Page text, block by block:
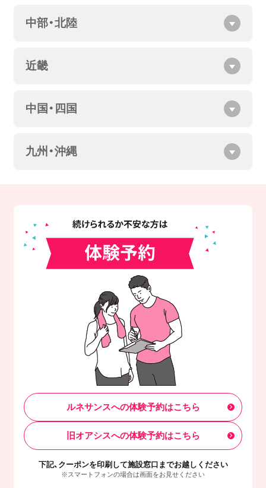
中部・北陸
近畿
中国・四国
九州・沖縄
ルネサンスへの体験予約はこちら
旧オアシスへの体験予約はこちら
下記、クーポンを印刷して施設窓口までお越しください
※スマートフォンの場合は画面をお見せください